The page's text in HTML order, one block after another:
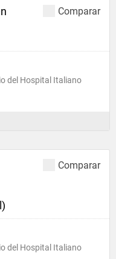
Comparar
del Hospital Italiano
Comparar
del Hospital Italiano